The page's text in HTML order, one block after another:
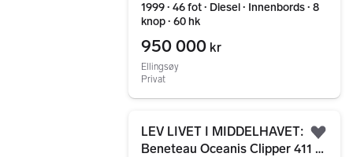
1999 ∙ 46 fot ∙ Diesel ∙ Innenbords ∙ 8
knop ∙ 60 hk
950 000 kr
Ellingsøy
Privat
LEV LIVET I MIDDELHAVET:
Beneteau Oceanis Clipper 411 -